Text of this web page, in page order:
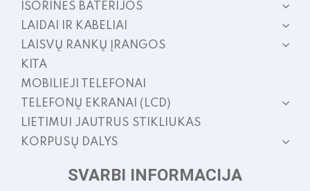
IŠORINĖS BATERIJOS
LAIDAI IR KABELIAI
LAISVŲ RANKŲ ĮRANGOS
KITA
MOBILIEJI TELEFONAI
TELEFONŲ EKRANAI (LCD)
LIETIMUI JAUTRUS STIKLIUKAS
KORPUSŲ DALYS
SVARBI INFORMACIJA